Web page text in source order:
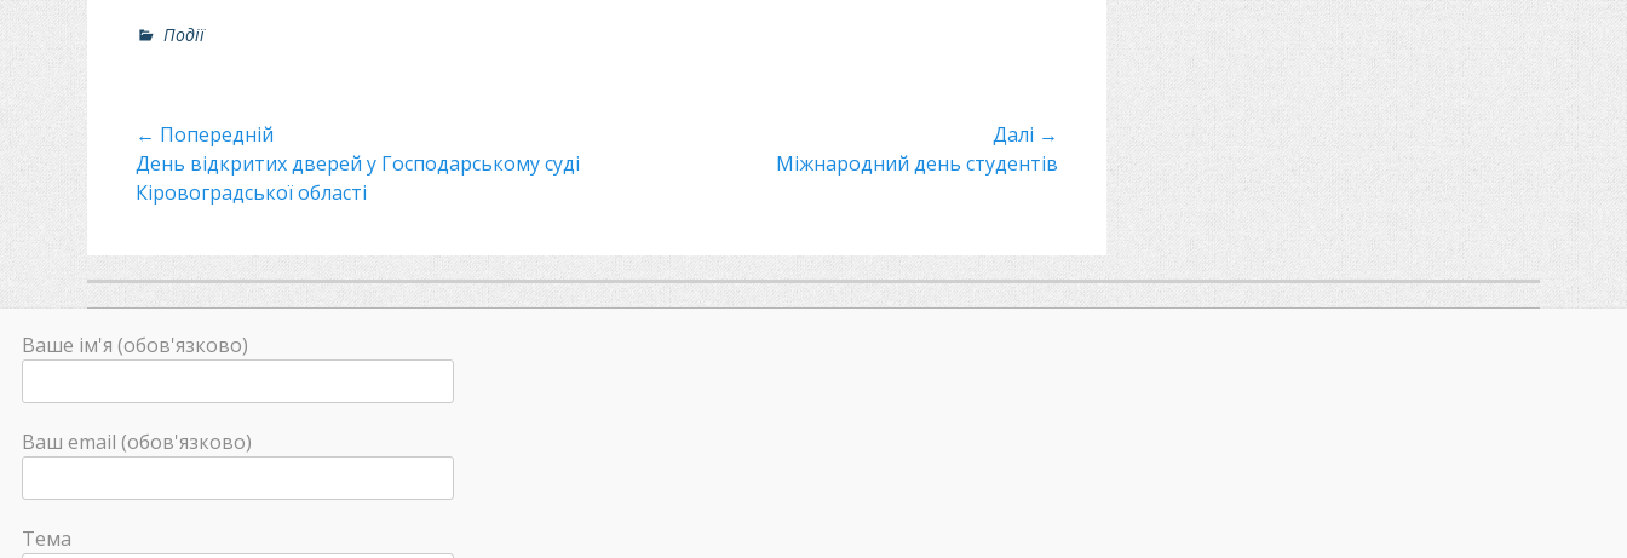
Р
л
и
Події
Навігація
записів
← Попередній
Минулий
пост
День відкритих дверей у Господарському суді
Кіровоградської області
Далі →
Міжнародний день студентів
Ваше ім'я (обов'язково)
Ваш email (обов'язково)
Тема